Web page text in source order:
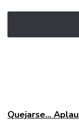
Quejarse...